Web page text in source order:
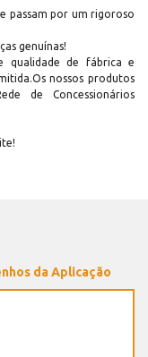
passam por um rigoroso
genuínas!
qualidade de fábrica e
nossos produtos
de Concessionários
da Aplicação